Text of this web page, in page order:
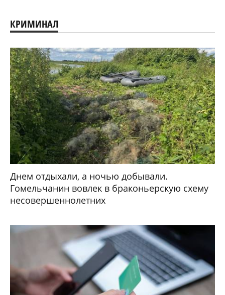
КРИМИНАЛ
Днем отдыхали, а ночью добывали.
Гомельчанин вовлек в браконьерскую схему
несовершеннолетних